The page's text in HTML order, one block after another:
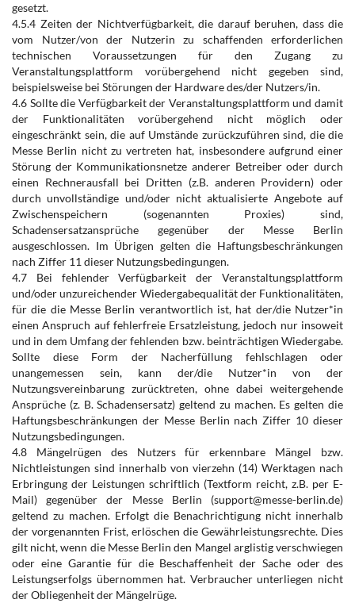
gesetzt.
4.5.4 Zeiten der Nichtverfügbarkeit, die darauf beruhen, dass die
vom Nutzer/von der Nutzerin zu schaffenden erforderlichen
technischen Voraussetzungen für den Zugang zu
Veranstaltungsplattform vorübergehend nicht gegeben sind,
beispielsweise bei Störungen der Hardware des/der Nutzers/in.
4.6 Sollte die Verfügbarkeit der Veranstaltungsplattform und damit
der Funktionalitäten vorübergehend nicht möglich oder
eingeschränkt sein, die auf Umstände zurückzuführen sind, die die
Messe Berlin nicht zu vertreten hat, insbesondere aufgrund einer
Störung der Kommunikationsnetze anderer Betreiber oder durch
einen Rechnerausfall bei Dritten (z.B. anderen Providern) oder
durch unvollständige und/oder nicht aktualisierte Angebote auf
Zwischenspeichern (sogenannten Proxies) sind,
Schadensersatzansprüche gegenüber der Messe Berlin
ausgeschlossen. Im Übrigen gelten die Haftungsbeschränkungen
nach Ziffer 11 dieser Nutzungsbedingungen.
4.7 Bei fehlender Verfügbarkeit der Veranstaltungsplattform
und/oder unzureichender Wiedergabequalität der Funktionalitäten,
für die die Messe Berlin verantwortlich ist, hat der/die Nutzer*in
einen Anspruch auf fehlerfreie Ersatzleistung, jedoch nur insoweit
und in dem Umfang der fehlenden bzw. beinträchtigen Wiedergabe.
Sollte diese Form der Nacherfüllung fehlschlagen oder
unangemessen sein, kann der/die Nutzer*in von der
Nutzungsvereinbarung zurücktreten, ohne dabei weitergehende
Ansprüche (z. B. Schadensersatz) geltend zu machen. Es gelten die
Haftungsbeschränkungen der Messe Berlin nach Ziffer 10 dieser
Nutzungsbedingungen.
4.8 Mängelrügen des Nutzers für erkennbare Mängel bzw.
Nichtleistungen sind innerhalb von vierzehn (14) Werktagen nach
Erbringung der Leistungen schriftlich (Textform reicht, z.B. per E-
Mail) gegenüber der Messe Berlin (support@messe-berlin.de)
geltend zu machen. Erfolgt die Benachrichtigung nicht innerhalb
der vorgenannten Frist, erlöschen die Gewährleistungsrechte. Dies
gilt nicht, wenn die Messe Berlin den Mangel arglistig verschwiegen
oder eine Garantie für die Beschaffenheit der Sache oder des
Leistungserfolgs übernommen hat. Verbraucher unterliegen nicht
der Obliegenheit der Mängelrüge.